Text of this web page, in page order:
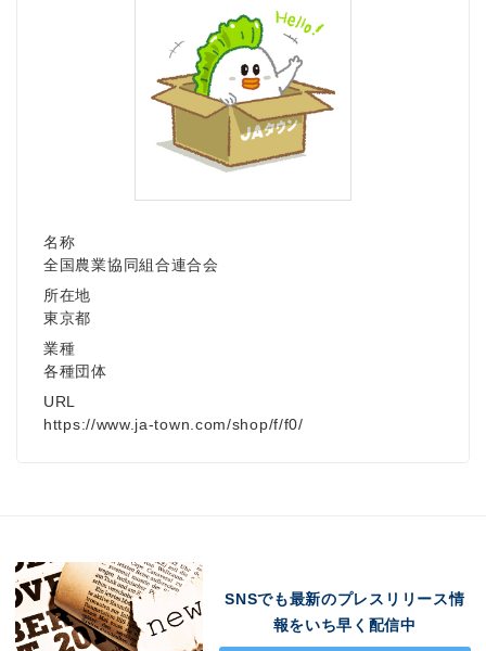
名称
全国農業協同組合連合会
所在地
東京都
業種
各種団体
URL
https://www.ja-town.com/shop/f/f0/
SNSでも最新のプレスリリース情
報をいち早く配信中